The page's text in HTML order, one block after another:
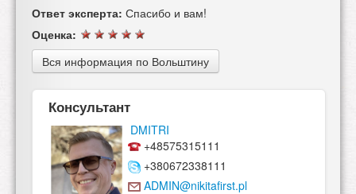
Ответ эксперта: Спасибо и вам!
Оценка:
Вся информация по Вольштину
Консультант
DMITRI
+48575315111
+380672338111
ADMIN@nikitafirst.pl